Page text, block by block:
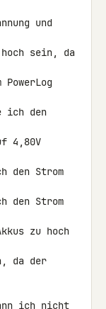
und
sein, da
ich den
4,80V
den Strom
den Strom
zu hoch
da der
ich nicht